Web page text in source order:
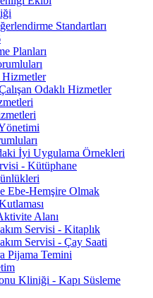
Standartları
Planları
Odaklı Hizmetler
İyi Uygulama Örnekleri
- Kütüphane
Ebe-Hemşire Olmak
Alanı
Servisi - Kitaplık
Servisi - Çay Saati
Pijama Temini
Kliniği - Kapı Süsleme